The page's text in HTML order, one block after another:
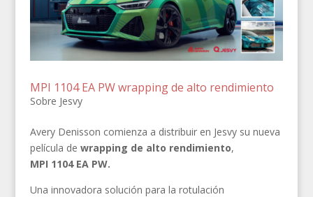
MPI 1104 EA PW wrapping de alto rendimiento
Sobre Jesvy
Avery Denisson comienza a distribuir en Jesvy su nueva
película de wrapping de alto rendimiento,
MPI 1104 EA PW.
Una innovadora solución para la rotulación